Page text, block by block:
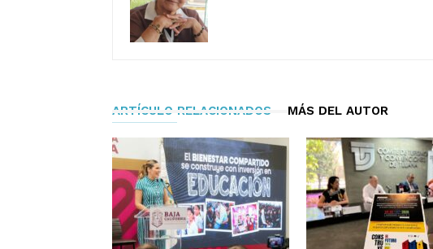
ARTÍCULO RELACIONADOS MÁS DEL AUTOR